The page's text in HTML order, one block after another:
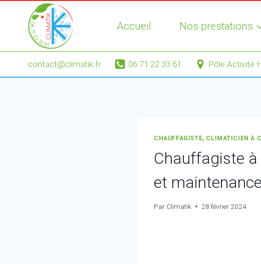
contenu
Accueil Nos prestations
contact@climatik.fr 06 71 22 33 61 Pôle Activité
CHAUFFAGISTE, CLIMATICIEN À
Chauffagiste
et maintenance
Par Climatik 28 février 2024